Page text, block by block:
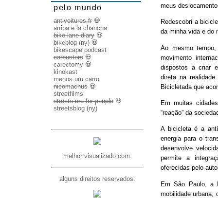
meus
Redescobri a
da minha vida e do
Ao mesmo
movimento
dispostos a criar
direta na
Bicicletada que
Em muitas
“reação” da
A bicicleta é a
energia para o
desenvolve
permite a
oferecidas pelo
Em São Paulo, a
mobilidade urbana,
pelo mundo
antivoitures.fr 💀
arriba e la chancha
bike lane diary 💀
bikeblog (ny) 💀
bikescape podcast
carbusters 💀
carectomy 💀
kinokast
menos um carro
nicomachus 💀
streetfilms
streets are for people 💀
streetsblog (ny)
melhor visualizado com:
alguns direitos reservados: